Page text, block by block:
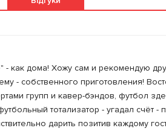
- как дома! Хожу сам и рекомендую
- собственного приготовления!
групп и кавер-бэндов, футбол
тотализатор - угадал счёт
дарить позитив каждому